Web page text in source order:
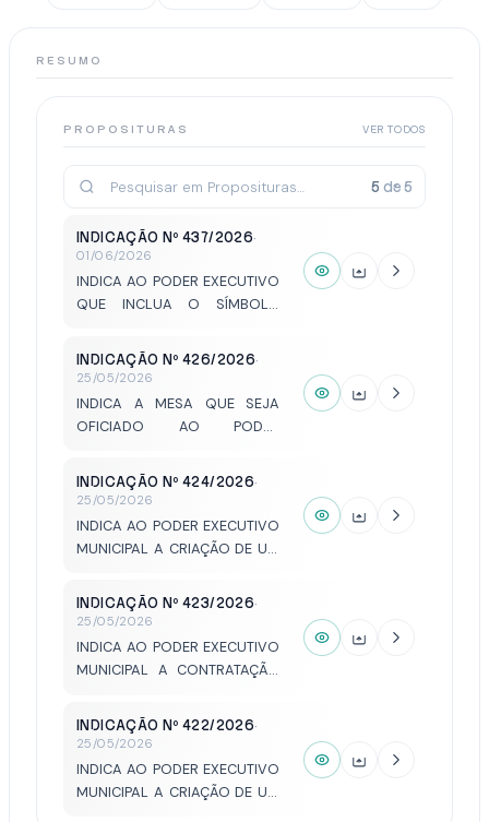
RESUMO
PROPOSITURAS VER TODOS
5 de5
INDICAÇÃO Nº 437/2026·
01/06/2026
INDICA AO PODER EXECUTIVO
QUE INCLUA O SÍMBOLO
CONSCIENTIZAÇÃO DO
TRANSTORNO DO ESPECTRO
AUTISTA (TEA) NA
SINALIZAÇÃO DAS VAGAS
INDICAÇÃO Nº 426/2026·
25/05/2026
INDICA A MESA QUE SEJA
OFICIADO AO PODER
ANTEPROJETO DE LEI QUE
TRATA SOBRE A CRIAÇÃO DO
CONSELHO MUNICIPAL DE
IGUALDADE RACIAL, PARA QUE
PROJETO DE LEI PARA
DELIBERAÇÃO DESTE
PARLAMENTO.
INDICAÇÃO Nº 424/2026·
25/05/2026
INDICA AO PODER EXECUTIVO
MUNICIPAL A CRIAÇÃO DE UM
COMBATE À DEPRESSÃO,
ANSIEDADE E DEMAIS
TRANSTORNOS EMOCIONAIS.
INDICAÇÃO Nº 423/2026·
25/05/2026
INDICA AO PODER EXECUTIVO
MUNICIPAL A CONTRATAÇÃO
PARA REFORÇAR OS
ATENDIMENTOS NA REDE
PÚBLICA MUNICIPAL DE
SAÚDE.
INDICAÇÃO Nº 422/2026·
25/05/2026
INDICA AO PODER EXECUTIVO
MUNICIPAL A CRIAÇÃO DE UM